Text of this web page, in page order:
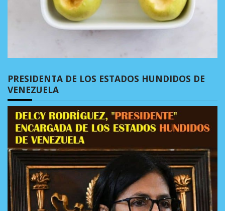
PRESIDENTA DE LOS ESTADOS HUNDIDOS DE
VENEZUELA